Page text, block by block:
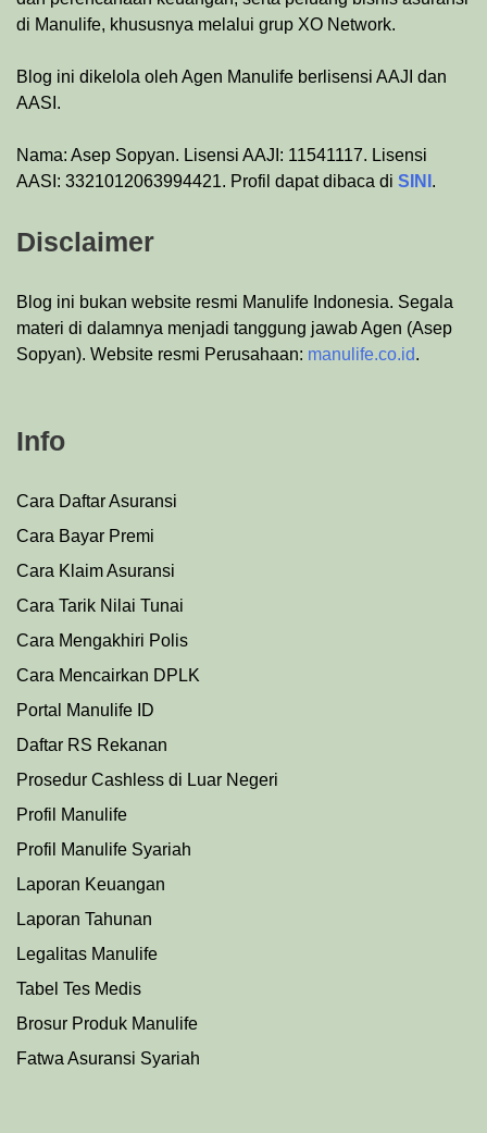
di Manulife, khususnya melalui grup XO Network.
Blog ini dikelola oleh Agen Manulife berlisensi AAJI dan
AASI.
Nama: Asep Sopyan. Lisensi AAJI: 11541117. Lisensi
AASI: 3321012063994421. Profil dapat dibaca di SINI .
Disclaimer
Blog ini bukan website resmi Manulife Indonesia. Segala
materi di dalamnya menjadi tanggung jawab Agen (Asep
Sopyan). Website resmi Perusahaan: manulife.co.id.
Info
Cara Daftar Asuransi
Cara Bayar Premi
Cara Klaim Asuransi
Cara Tarik Nilai Tunai
Cara Mengakhiri Polis
Cara Mencairkan DPLK
Portal Manulife ID
Daftar RS Rekanan
Prosedur Cashless di Luar Negeri
Profil Manulife
Profil Manulife Syariah
Laporan Keuangan
Laporan Tahunan
Legalitas Manulife
Tabel Tes Medis
Brosur Produk Manulife
Fatwa Asuransi Syariah